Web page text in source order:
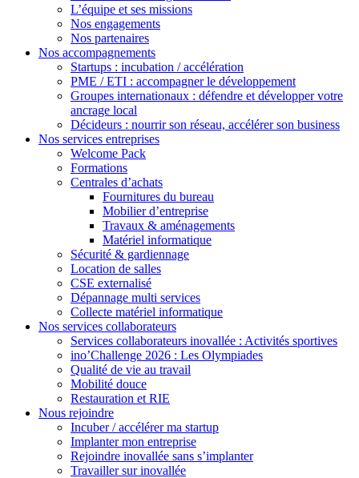
L’équipe et ses missions
Nos engagements
Nos partenaires
Nos accompagnements
Startups : incubation / accélération
PME / ETI : accompagner le développement
Groupes internationaux : défendre et développer votre
ancrage local
Décideurs : nourrir son réseau, accélérer son business
Nos services entreprises
Welcome Pack
Formations
Centrales d’achats
Fournitures du bureau
Mobilier d’entreprise
Travaux & aménagements
Matériel informatique
Sécurité & gardiennage
Location de salles
CSE externalisé
Dépannage multi services
Collecte matériel informatique
Nos services collaborateurs
Services collaborateurs inovallée : Activités sportives
ino’Challenge 2026 : Les Olympiades
Qualité de vie au travail
Mobilité douce
Restauration et RIE
Nous rejoindre
Incuber / accélérer ma startup
Implanter mon entreprise
Rejoindre inovallée sans s’implanter
Travailler sur inovallée